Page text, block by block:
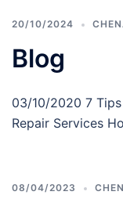
20/10/2024
Blog
03/10/2020 7
Repair Services
08/04/2023